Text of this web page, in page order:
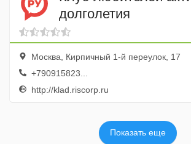
долголетия
Москва, Кирпичный 1-й переулок, 17
+790915823...
http://klad.riscorp.ru
Показать еще